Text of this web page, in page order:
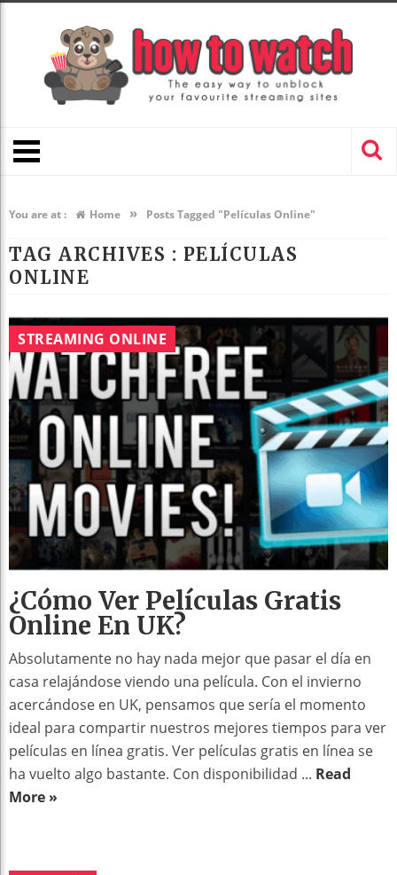
You are at : Home » Posts Tagged "Películas Online"
TAG ARCHIVES : PELÍCULAS
ONLINE
STREAMING ONLINE
¿Cómo Ver Películas Gratis
Online En UK?
Absolutamente no hay nada mejor que pasar el día en
casa relajándose viendo una película. Con el invierno
acercándose en UK, pensamos que sería el momento
ideal para compartir nuestros mejores tiempos para ver
películas en línea gratis. Ver películas gratis en línea se
ha vuelto algo bastante. Con disponibilidad ... Read
More »